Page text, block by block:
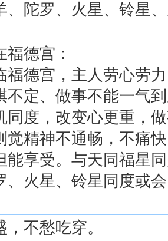
、陀罗、火星、铃星
福德宫：
福德宫，主人劳心劳
不定、做事不能一气
同度，改变心更重，
觉精神不通畅，不痛
能享受。与天同福星
、火星、铃星同度或
不愁吃穿。